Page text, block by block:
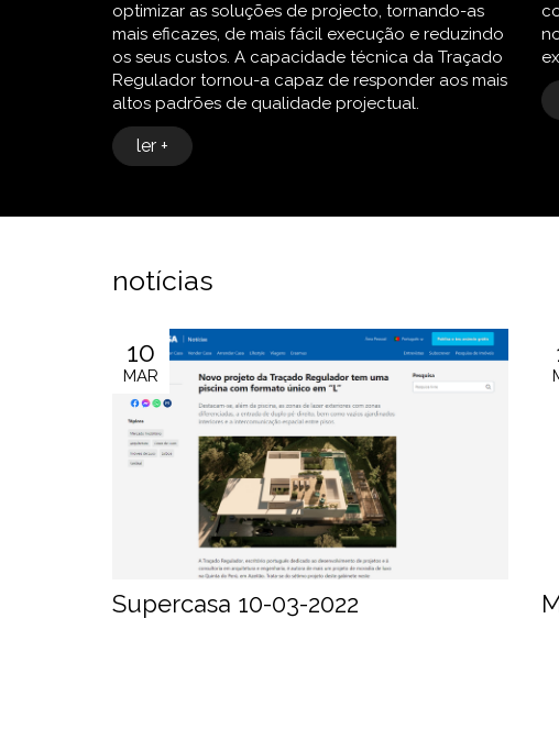
optimizar as soluções de projecto, tornando-as
mais eficazes, de mais fácil execução e reduzindo
os seus custos. A capacidade técnica da Traçado
Regulador tornou-a capaz de responder aos mais
altos padrões de qualidade projectual.
ler +
notícias
10
MAR
Supercasa 10-03-2022